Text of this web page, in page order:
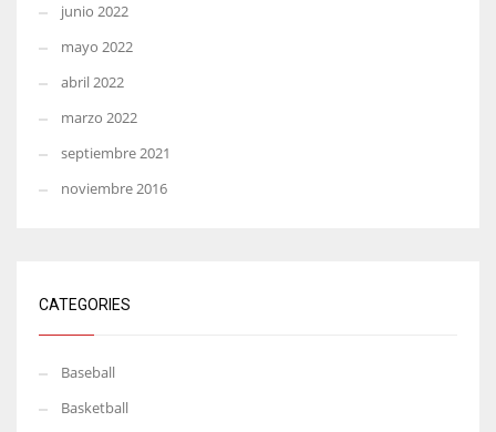
junio 2022
mayo 2022
abril 2022
marzo 2022
septiembre 2021
noviembre 2016
CATEGORIES
Baseball
Basketball